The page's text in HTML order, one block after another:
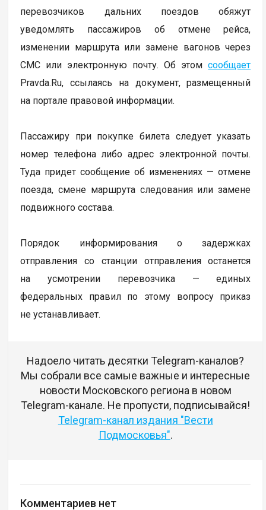
перевозчиков дальних поездов обяжут
уведомлять пассажиров об отмене рейса,
изменении маршрута или замене вагонов через
СМС или электронную почту. Об этомсообщает
Pravda.Ru, ссылаясь на документ, размещенный
на портале правовой информации.
Пассажиру при покупке билета следует указать
номер телефона либо адрес электронной почты.
Туда придет сообщение об изменениях — отмене
поезда, смене маршрута следования или замене
подвижного состава.
Порядок информирования о задержках
отправления со станции отправления останется
на усмотрении перевозчика — единых
федеральных правил по этому вопросу приказ
не устанавливает.
Надоело читать десятки Telegram-каналов?
Мы собрали все самые важные и интересные
новости Московского региона в новом
Telegram-канале. Не пропусти, подписывайся!
Telegram-канал издания "Вести
Подмосковья".
Комментариев нет